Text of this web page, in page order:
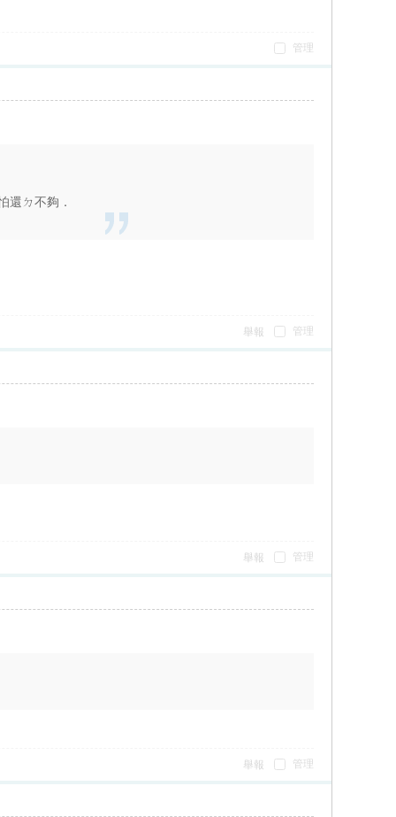
管理
還ㄉ不夠．
管理
舉報
管理
舉報
管理
舉報